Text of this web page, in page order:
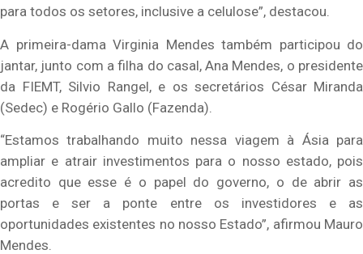
para todos os setores, inclusive a celulose”, destacou.
A primeira-dama Virginia Mendes também participou do
jantar, junto com a filha do casal, Ana Mendes, o presidente
da FIEMT, Silvio Rangel, e os secretários César Miranda
(Sedec) e Rogério Gallo (Fazenda).
“Estamos trabalhando muito nessa viagem à Ásia para
ampliar e atrair investimentos para o nosso estado, pois
acredito que esse é o papel do governo, o de abrir as
portas e ser a ponte entre os investidores e as
oportunidades existentes no nosso Estado”, afirmou Mauro
Mendes.